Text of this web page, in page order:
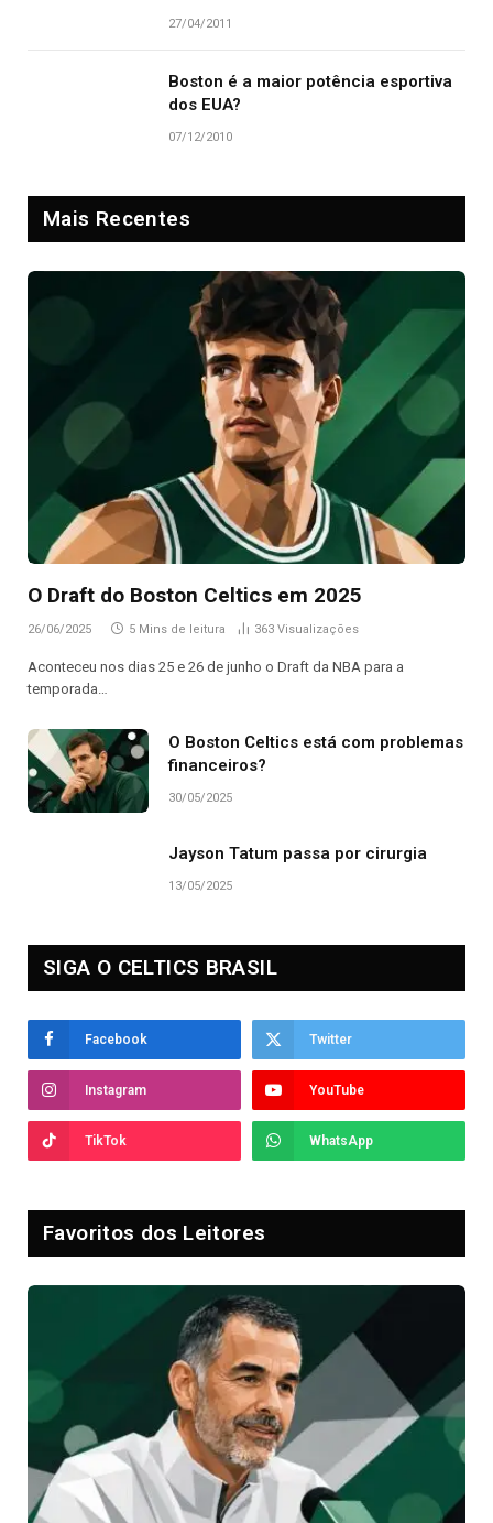
27/04/2011
Boston é a maior potência esportiva
dos EUA?
07/12/2010
Mais Recentes
O Draft do Boston Celtics em 2025
26/06/2025 5 Mins de leitura 363 Visualizações
Aconteceu nos dias 25 e 26 de junho o Draft da NBA para a
temporada…
O Boston Celtics está com problemas
financeiros?
30/05/2025
Jayson Tatum passa por cirurgia
13/05/2025
SIGA O CELTICS BRASIL
Facebook Twitter
Instagram YouTube
TikTok WhatsApp
Favoritos dos Leitores